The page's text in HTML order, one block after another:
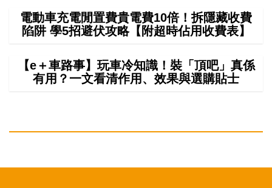
電動車充電閒置費貴電費10倍！拆隱藏收費
陷阱 學5招避伏攻略【附超時佔用收費表】
【e＋車路事】玩車冷知識！裝「頂吧」真係
有用？一文看清作用、效果與選購貼士